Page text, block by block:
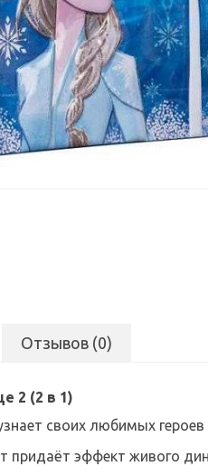
Отзывов (0)
2 (2 в 1)
своих любимых
придаёт эффект живого